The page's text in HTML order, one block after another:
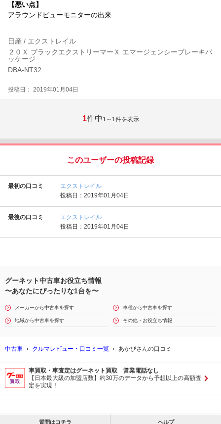
【悪い点】
アラウンドビューモニターの出来
日産 / エクストレイル
２０Ｘ ブラックエクストリーマーＸ エマージェンシーブレーキパ
ッケージ
DBA-NT32
投稿日： 2019年01月04日
1件中 1～1件を表示
このユーザーの投稿記録
最初の口コミ
エクストレイル
投稿日：2019年01月04日
最後の口コミ
エクストレイル
投稿日：2019年01月04日
グーネット中古車お役立ち情報
〜あなたにぴったりな1台を〜
メーカーから中古車を探す 車種から中古車を探す
地域から中古車を探す その他・お役立ち情報
中古車 クルマレビュー・口コミ一覧 あかぴさんの口コミ
車買取・車査定はグーネット買取 営業電話なし
【日本最大級の加盟店数】約30万のデータから予想以上の高額査
定を実現！
質問はコチラ ヘルプ